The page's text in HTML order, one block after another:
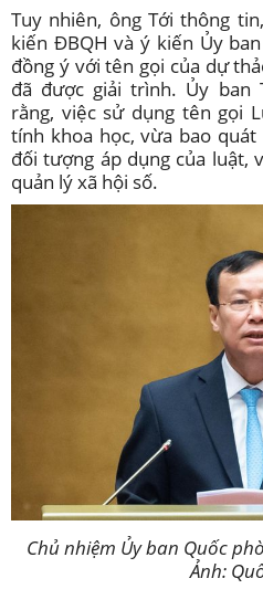
Tuy nhiên, ông Tới thông
kiến ĐBQH và ý kiến Ủy
đồng ý với tên gọi của dự
đã được giải trình. Ủy ban
rằng, việc sử dụng tên gọi
tính khoa học, vừa bao
đối tượng áp dụng của luật,
quản lý xã hội số.
Chủ nhiệm Ủy ban Quốc
Ảnh: